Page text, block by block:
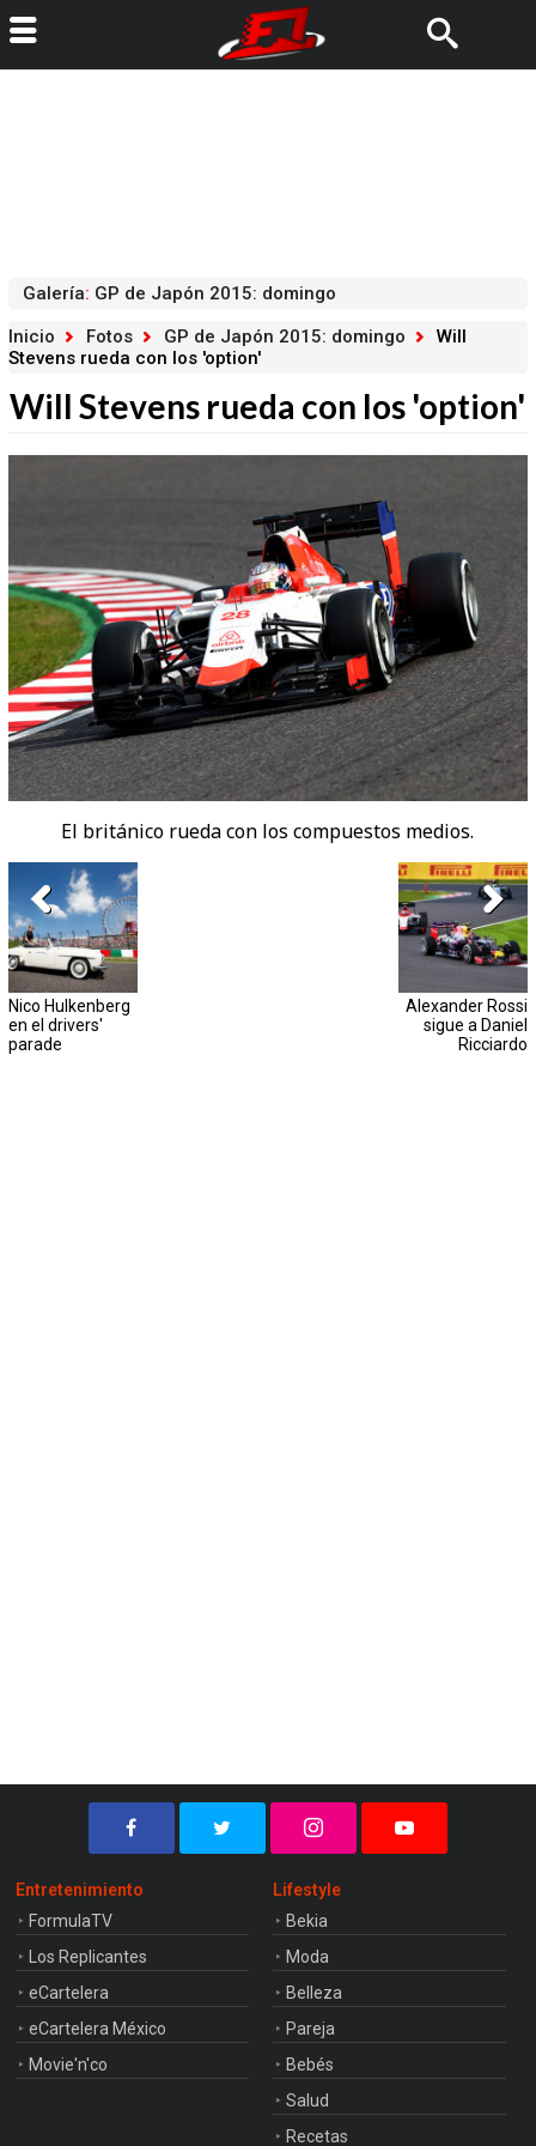
Galería: GP de Japón 2015: domingo
Inicio
Fotos GP de Japón 2015: domingo
Will
Stevens rueda con los 'option'
Will Stevens rueda con los 'option'
El británico rueda con los compuestos medios.
Nico Hulkenberg
en el drivers'
parade
Alexander Rossi
sigue a Daniel
Ricciardo
Entretenimiento
FormulaTV
Los Replicantes
eCartelera
eCartelera México
Movie'n'co
Lifestyle
Bekia
Moda
Belleza
Pareja
Bebés
Salud
Recetas